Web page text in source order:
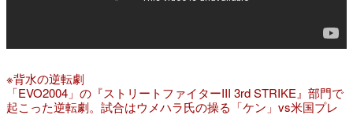
※背水の逆転劇
「EVO2004」の『ストリートファイターIII 3rd STRIKE』部門で
起こった逆転劇。試合はウメハラ氏の操る「ケン」vs米国プレ